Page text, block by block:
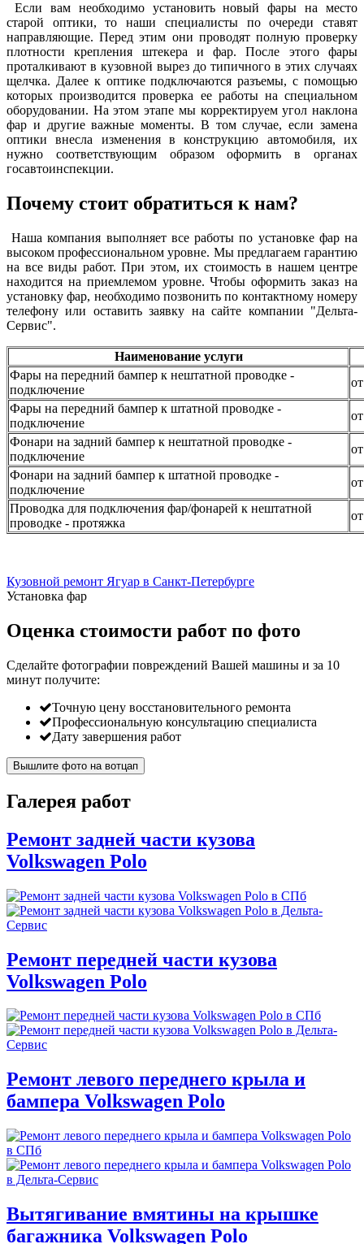
Если вам необходимо установить новый фары на место
старой оптики, то наши специалисты по очереди ставят
направляющие. Перед этим они проводят полную проверку
плотности крепления штекера и фар. После этого фары
проталкивают в кузовной вырез до типичного в этих случаях
щелчка. Далее к оптике подключаются разъемы, с помощью
которых производится проверка ее работы на специальном
оборудовании. На этом этапе мы корректируем угол наклона
фар и другие важные моменты. В том случае, если замена
оптики внесла изменения в конструкцию автомобиля, их
нужно соответствующим образом оформить в органах
госавтоинспекции.
Почему стоит обратиться к нам?
Наша компания выполняет все работы по установке фар на
высоком профессиональном уровне. Мы предлагаем гарантию
на все виды работ. При этом, их стоимость в нашем центре
находится на приемлемом уровне. Чтобы оформить заказ на
установку фар, необходимо позвонить по контактному номеру
телефону или оставить заявку на сайте компании "Дельта-
Сервис".
Наименование услуги
Фары на передний бампер к нештатной проводке -
подключение
Фары на передний бампер к штатной проводке -
подключение
Фонари на задний бампер к нештатной проводке -
подключение
Фонари на задний бампер к штатной проводке -
подключение
Проводка для подключения фар/фонарей к нештатной
проводке - протяжка
Кузовной ремонт Ягуар в Санкт-Петербурге
Установка фар
Оценка стоимости работ по фото
Сделайте фотографии повреждений Вашей машины и за 10
минут получите:
Точную цену восстановительного ремонта
Профессиональную консультацию специалиста
Дату завершения работ
Вышлите фото на вотцап
Галерея работ
Ремонт задней части кузова
Volkswagen Polo
Ремонт передней части кузова
Volkswagen Polo
Ремонт левого переднего крыла и
бампера Volkswagen Polo
Вытягивание вмятины на крышке
багажника Volkswagen Polo